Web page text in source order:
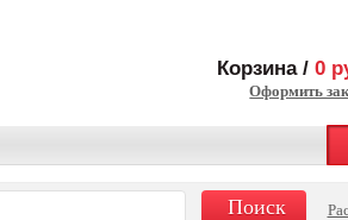
Корзина /0
Оформить